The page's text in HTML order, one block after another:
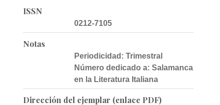
ISSN
0212-7105
Notas
Periodicidad: Trimestral
Número dedicado a: Salamanca
en la Literatura Italiana
Dirección del ejemplar (enlace PDF)